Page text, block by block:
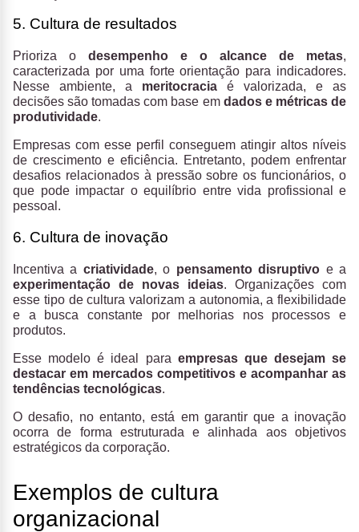
5. Cultura de resultados
Prioriza o desempenho e o alcance de metas,
caracterizada por uma forte orientação para indicadores.
Nesse ambiente, a meritocracia é valorizada, e as
decisões são tomadas com base emdados e métricas de
produtividade.
Empresas com esse perfil conseguem atingir altos níveis
de crescimento e eficiência. Entretanto, podem enfrentar
desafios relacionados à pressão sobre os funcionários, o
que pode impactar o equilíbrio entre vida profissional e
pessoal.
6. Cultura de inovação
Incentiva a criatividade, o pensamento disruptivo e a
experimentação de novas ideias. Organizações com
esse tipo de cultura valorizam a autonomia, a flexibilidade
e a busca constante por melhorias nos processos e
produtos.
Esse modelo é ideal para empresas que desejam se
destacar em mercados competitivos e acompanhar as
tendências tecnológicas.
O desafio, no entanto, está em garantir que a inovação
ocorra de forma estruturada e alinhada aos objetivos
estratégicos da corporação.
Exemplos de cultura
organizacional